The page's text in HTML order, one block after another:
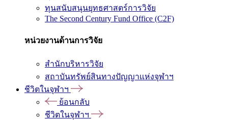
ทุนสนับสนุนยุทธศาสตร์การวิจัย
The Second Century Fund Office (C2F)
หน่วยงานด้านการวิจัย
สำนักบริหารวิจัย
สถาบันทรัพย์สินทางปัญญาแห่งจุฬาฯ
ชีวิตในจุฬาฯ
ย้อนกลับ
ชีวิตในจุฬาฯ